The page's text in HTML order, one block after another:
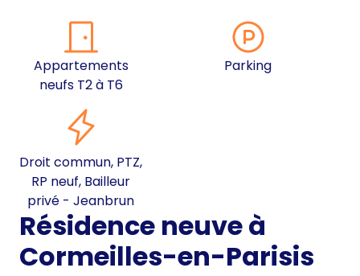
Appartements
neufs T2 à T6
Parking
Droit commun, PTZ,
RP neuf, Bailleur
privé - Jeanbrun
Résidence neuve à
Cormeilles-en-Parisis